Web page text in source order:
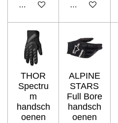
In winkelwagen In winkelwagen
THOR
Spectru
m
handsch
oenen
ALPINE
STARS
Full Bore
handsch
oenen